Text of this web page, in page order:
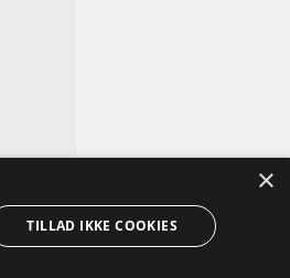
×
TILLAD IKKE COOKIES